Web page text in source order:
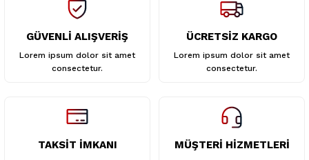
GÜVENLİ ALIŞVERİŞ
Lorem ipsum dolor sit amet
consectetur.
ÜCRETSİZ KARGO
Lorem ipsum dolor sit amet
consectetur.
TAKSİT İMKANI MÜŞTERİ HİZMETLERİ